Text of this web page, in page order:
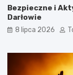
Bezpieczne i
Darłowie
8 lipca 2026